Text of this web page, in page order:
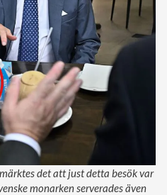
det att just detta besök var
monarken serverades även